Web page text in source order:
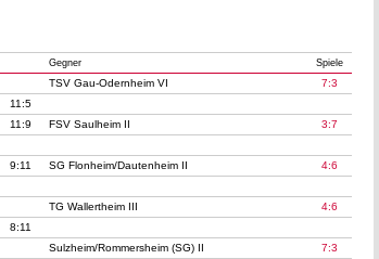
Gegner Spiele
TSV Gau-Odernheim VI
7:3
11:5
11:9 FSV Saulheim II
3:7
9:11 SG Flonheim/Dautenheim II
4:6
TG Wallertheim III
4:6
8:11
Sulzheim/Rommersheim (SG) II
7:3